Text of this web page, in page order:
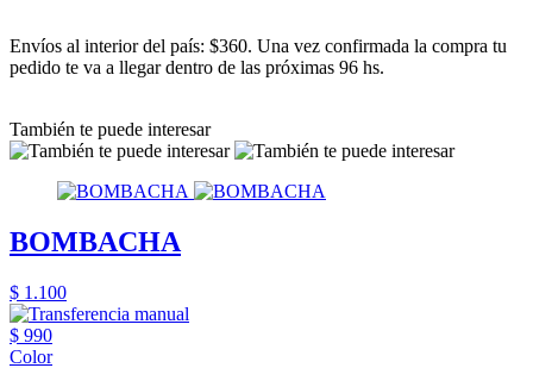
Envíos al interior del país: $360. Una vez confirmada la compra tu
pedido te va a llegar dentro de las próximas 96 hs.
También te puede interesar
BOMBACHA
$ 1.100
$ 990
Color